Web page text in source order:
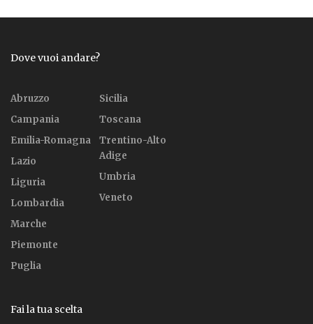
Dove vuoi andare?
Abruzzo
Campania
Emilia-Romagna
Lazio
Liguria
Lombardia
Marche
Piemonte
Puglia
Sicilia
Toscana
Trentino-Alto
Adige
Umbria
Veneto
Fai la tua scelta